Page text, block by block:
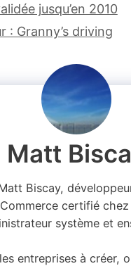
jusqu’en 2010
: Granny’s driving
Matt
Biscay,
certifié chez
système et
les entreprises à créer,